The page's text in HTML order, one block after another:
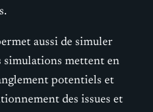
aussi de simuler
simulations mettent en
potentiels et
des issues et